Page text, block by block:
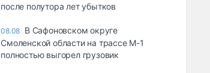
после полутора лет убытков
08.08 В Сафоновском округе
Смоленской области на трассе М-1
полностью выгорел грузовик